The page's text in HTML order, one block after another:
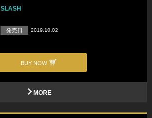
SLASH
発売日 2019.10.02
BUY NOW
MORE